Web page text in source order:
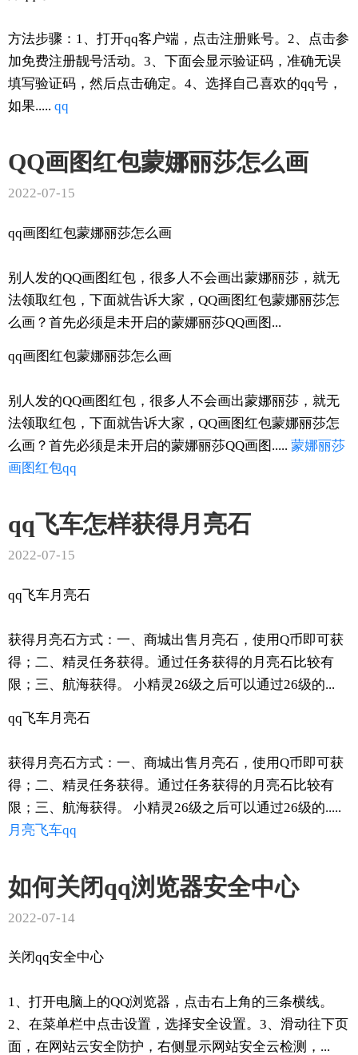
方法步骤：1、打开qq客户端，点击注册账号。2、点击参
加免费注册靓号活动。3、下面会显示验证码，准确无误
填写验证码，然后点击确定。4、选择自己喜欢的qq号，
如果..... qq
QQ画图红包蒙娜丽莎怎么画
2022-07-15
qq画图红包蒙娜丽莎怎么画
别人发的QQ画图红包，很多人不会画出蒙娜丽莎，就无
法领取红包，下面就告诉大家，QQ画图红包蒙娜丽莎怎
么画？首先必须是未开启的蒙娜丽莎QQ画图...
qq画图红包蒙娜丽莎怎么画
别人发的QQ画图红包，很多人不会画出蒙娜丽莎，就无
法领取红包，下面就告诉大家，QQ画图红包蒙娜丽莎怎
么画？首先必须是未开启的蒙娜丽莎QQ画图..... 蒙娜丽莎
画图红包qq
qq飞车怎样获得月亮石
2022-07-15
qq飞车月亮石
获得月亮石方式：一、商城出售月亮石，使用Q币即可获
得；二、精灵任务获得。通过任务获得的月亮石比较有
限；三、航海获得。 小精灵26级之后可以通过26级的...
qq飞车月亮石
获得月亮石方式：一、商城出售月亮石，使用Q币即可获
得；二、精灵任务获得。通过任务获得的月亮石比较有
限；三、航海获得。 小精灵26级之后可以通过26级的.....
月亮飞车qq
如何关闭qq浏览器安全中心
2022-07-14
关闭qq安全中心
1、打开电脑上的QQ浏览器，点击右上角的三条横线。
2、在菜单栏中点击设置，选择安全设置。3、滑动往下页
面，在网站云安全防护，右侧显示网站安全云检测，...